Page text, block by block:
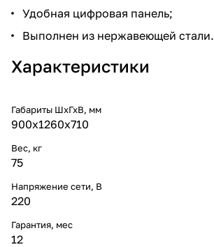
Удобная цифровая панель;
Выполнен из нержавеющей стали.
Характеристики
Габариты ШхГхВ, мм
900х1260х710
Вес, кг
75
Напряжение сети, В
220
Гарантия, мес
12